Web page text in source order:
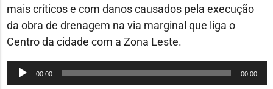
mais críticos e com danos causados pela execução
da obra de drenagem na via marginal que liga o
Centro da cidade com a Zona Leste.
Tocador
de
00:00 00:00